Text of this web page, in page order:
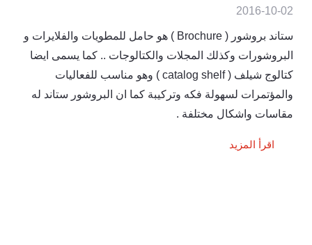
2016-10-02
ستاند بروشور ( Brochure ) هو حامل للمطويات والفلايرات و
البروشورات وكذلك المجلات والكتالوجات .. كما يسمى ايضا
كتالوج شيلف ( catalog shelf ) وهو مناسب للفعاليات
والمؤتمرات لسهولة فكه وتركيبة كما ان البروشور ستاند له
مقاسات واشكال مختلفة .
اقرأ المزيد